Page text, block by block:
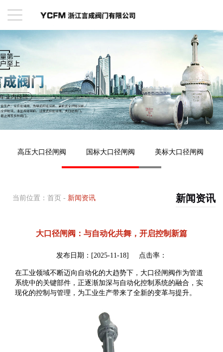
高压大口径闸阀 国标大口径闸阀 美标大口径闸阀
当前位置： 首页 - 新闻资讯 新闻资讯
大口径闸阀：与自动化共舞，开启控制新篇
发布日期：[2025-11-18] 点击率：
在工业领域不断迈向自动化的大趋势下， 大口径闸阀作为管道
系统中的关键部件，正逐渐加深与自动化控制系统的融合，实
现化的控制与管理，为工业生产带来了全新的变革与提升。